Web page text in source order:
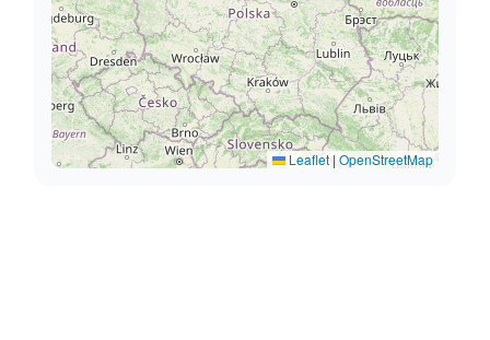
Leaflet | OpenStreetMap